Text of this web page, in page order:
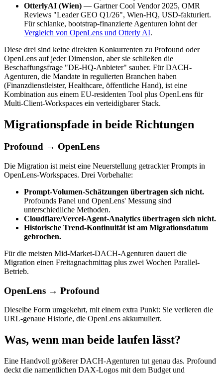
OtterlyAI (Wien) — Gartner Cool Vendor 2025, OMR
Reviews "Leader GEO Q1/26", Wien-HQ, USD-fakturiert.
Für schlanke, bootstrap-finanzierte Agenturen lohnt der
Vergleich von OpenLens und Otterly AI.
Diese drei sind keine direkten Konkurrenten zu Profound oder
OpenLens auf jeder Dimension, aber sie schließen die
Beschaffungsfrage "DE-HQ-Anbieter" sauber. Für DACH-
Agenturen, die Mandate in regulierten Branchen haben
(Finanzdienstleister, Healthcare, öffentliche Hand), ist eine
Kombination aus einem EU-residenten Tool plus OpenLens für
Multi-Client-Workspaces ein verteidigbarer Stack.
Migrationspfade in beide Richtungen
Profound → OpenLens
Die Migration ist meist eine Neuerstellung getrackter Prompts in
OpenLens-Workspaces. Drei Vorbehalte:
Prompt-Volumen-Schätzungen übertragen sich nicht.
Profounds Panel und OpenLens' Messung sind
unterschiedliche Methoden.
Cloudflare/Vercel-Agent-Analytics übertragen sich nicht.
Historische Trend-Kontinuität ist am Migrationsdatum
gebrochen.
Für die meisten Mid-Market-DACH-Agenturen dauert die
Migration einen Freitagnachmittag plus zwei Wochen Parallel-
Betrieb.
OpenLens → Profound
Dieselbe Form umgekehrt, mit einem extra Punkt: Sie verlieren die
URL-genaue Historie, die OpenLens akkumuliert.
Was, wenn man beide laufen lässt?
Eine Handvoll größerer DACH-Agenturen tut genau das. Profound
deckt die namentlichen DAX-Logos mit dem Budget und